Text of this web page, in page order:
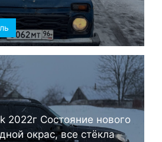
2022г Состояние нового
окрас, все стёкла